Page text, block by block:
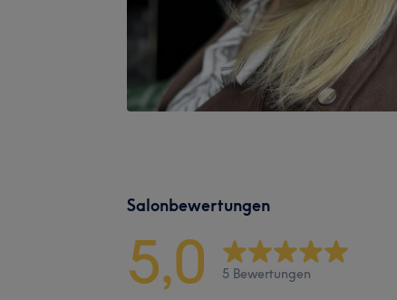
Salonbewertungen
5,0 5 Bewertungen